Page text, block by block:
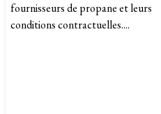
fournisseurs de propane et leurs
conditions contractuelles....